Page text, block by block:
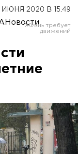
ИЮНЯ 2020 В 15:49